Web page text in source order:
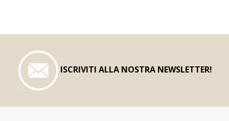
ISCRIVITI ALLA NOSTRA NEWSLETTER!